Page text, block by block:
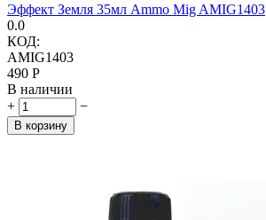
Эффект Земля 35мл Ammo Mig AMIG1403
0.0
КОД:
AMIG1403
‍490‍ Р
В наличии
+
−
В корзину